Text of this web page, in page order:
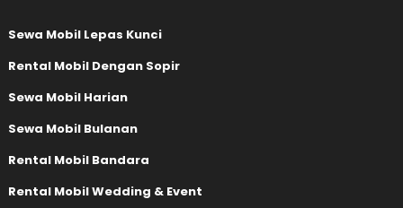
Sewa Mobil Lepas Kunci
Rental Mobil Dengan Sopir
Sewa Mobil Harian
Sewa Mobil Bulanan
Rental Mobil Bandara
Rental Mobil Wedding & Event